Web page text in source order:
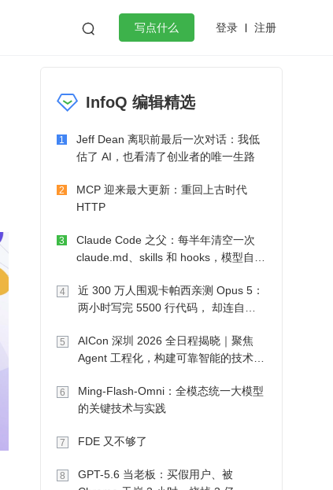
 写点什么 登录 注册
微服务架构 flutter
InfoQ 编辑精选
1
Jeff Dean 离职前最后一次对话：我低
估了 AI，也看清了创业者的唯一生路
2
MCP 迎来最大更新：重回上古时代
HTTP
3
Claude Code 之父：每半年清空一次
claude.md、skills 和 hooks，模型自己
4
近 300 万人围观卡帕西亲测 Opus 5：
两小时写完 5500 行代码， 却连自己
5
AICon 深圳 2026 全日程揭晓｜聚焦
Agent 工程化，构建可靠智能的技术路
6
Ming-Flash-Omni：全模态统一大模型
的关键技术与实践
7 FDE 又不够了
8
GPT-5.6 当老板：买假用户、被